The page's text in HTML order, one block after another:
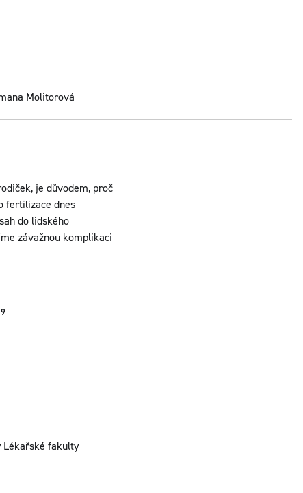
Molitorová
je důvodem, proč
fertilizace dnes
do lidského
závažnou komplikaci
Lékařské fakulty